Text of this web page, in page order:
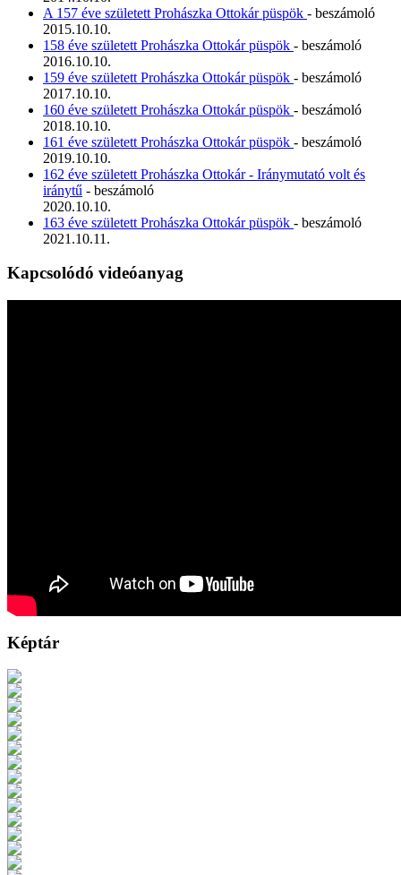
A 157 éve született Prohászka Ottokár püspök - beszámoló
2015.10.10.
158 éve született Prohászka Ottokár püspök - beszámoló
2016.10.10.
159 éve született Prohászka Ottokár püspök - beszámoló
2017.10.10.
160 éve született Prohászka Ottokár püspök - beszámoló
2018.10.10.
161 éve született Prohászka Ottokár püspök - beszámoló
2019.10.10.
162 éve született Prohászka Ottokár - Iránymutató volt és
iránytű - beszámoló
2020.10.10.
163 éve született Prohászka Ottokár püspök - beszámoló
2021.10.11.
Kapcsolódó videóanyag
Képtár